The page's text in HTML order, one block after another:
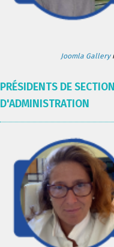
Joomla Gallery
PRÉSIDENTS DE
D'ADMINISTRATION